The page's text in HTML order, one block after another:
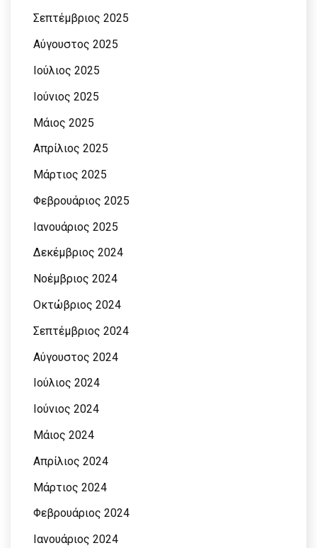
Σεπτέμβριος 2025
Αύγουστος 2025
Ιούλιος 2025
Ιούνιος 2025
Μάιος 2025
Απρίλιος 2025
Μάρτιος 2025
Φεβρουάριος 2025
Ιανουάριος 2025
Δεκέμβριος 2024
Νοέμβριος 2024
Οκτώβριος 2024
Σεπτέμβριος 2024
Αύγουστος 2024
Ιούλιος 2024
Ιούνιος 2024
Μάιος 2024
Απρίλιος 2024
Μάρτιος 2024
Φεβρουάριος 2024
Ιανουάριος 2024